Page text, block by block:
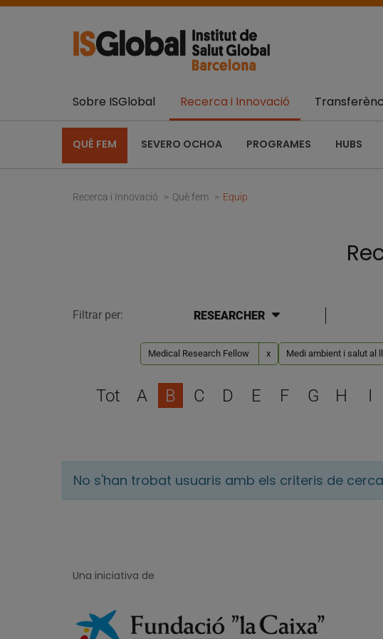
Sobre ISGlobal Recerca i Innovació
QUÈ FEM SEVERO OCHOA PROGRAMES HUBS
Recerca i Innovació Què fem Equip
Filtrar per: RESEARCHER
Medical Research Fellow x Medi ambient i salut al
Tot A B C D E F G H I
No s'han trobat usuaris amb els criteris de cerca
Una iniciativa de